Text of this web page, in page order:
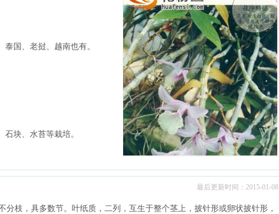
国、老挝、越南也有。
石块、水苔等栽培。
最后更新时间：2015-01-08
分枝，具多数节。叶纸质，二列，互生于整个茎上，披针形或卵状披针形，